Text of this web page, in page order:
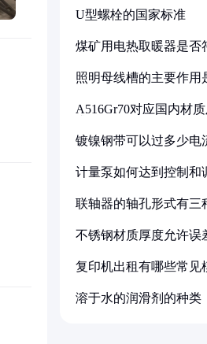
U型螺栓的国家标准
煤矿用电热取暖器是否
照明母线槽的主要作用
A516Gr70对应国内材
镀镍钢带可以过多少电
计量泵如何达到控制和
联轴器的轴孔形式有三
不锈钢材质厚度允许误
复印机出租有哪些常见
溶于水的润滑剂的种类